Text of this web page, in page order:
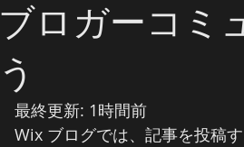
ブロガーコミ
う
最終更新: 1時間前
Wix ブログでは、記事を投稿